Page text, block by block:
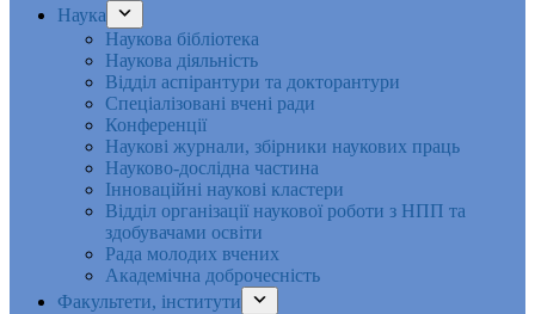
Наука
Наукова бібліотека
Наукова діяльність
Відділ аспірантури та докторантури
Спеціалізовані вчені ради
Конференції
Наукові журнали, збірники наукових праць
Науково-дослідна частина
Інноваційні наукові кластери
Відділ організації наукової роботи з НПП та
здобувачами освіти
Рада молодих вчених
Академічна доброчесність
Факультети, інститути